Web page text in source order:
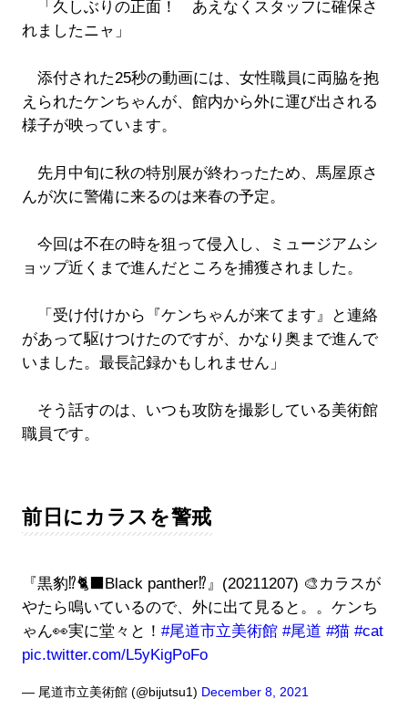
「久しぶりの正面！ あえなくスタッフに確保さ
れましたニャ」
添付された25秒の動画には、女性職員に両脇を抱
えられたケンちゃんが、館内から外に運び出される
様子が映っています。
先月中旬に秋の特別展が終わったため、馬屋原さ
んが次に警備に来るのは来春の予定。
今回は不在の時を狙って侵入し、ミュージアムシ
ョップ近くまで進んだところを捕獲されました。
「受け付けから『ケンちゃんが来てます』と連絡
があって駆けつけたのですが、かなり奥まで進んで
いました。最長記録かもしれません」
そう話すのは、いつも攻防を撮影している美術館
職員です。
前日にカラスを警戒
『黒豹⁉︎🐈‍⬛Black panther⁉︎』(20211207) 🎨カラスが
やたら鳴いているので、外に出て見ると。。ケンち
ゃん👀実に堂々と！ #尾道市立美術館 #尾道 #猫 #cat
pic.twitter.com/L5yKigPoFo
— 尾道市立美術館 (@bijutsu1) December 8, 2021